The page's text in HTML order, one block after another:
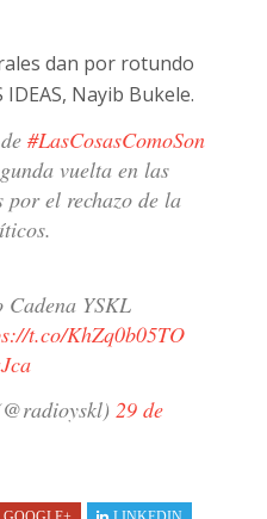
dan por rotundo
Nayib Bukele.
#LasCosasComoSon
vuelta en las
por el rechazo de la
Cadena YSKL
t.co/KhZq0b05TO
29 de